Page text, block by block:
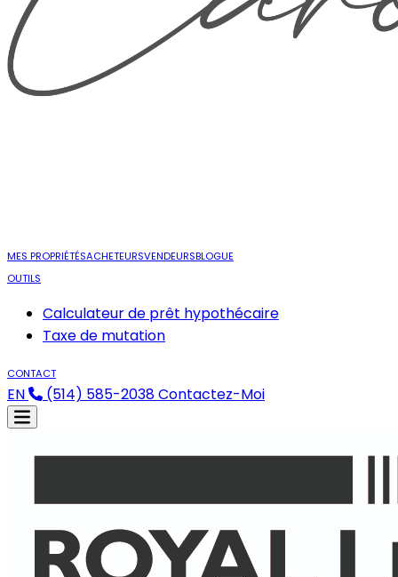
MES PROPRIÉTÉSACHETEURSVENDEURSBLOGUE
OUTILS
Calculateur de prêt hypothécaire
Taxe de mutation
CONTACT
EN (514) 585-2038Contactez-Moi